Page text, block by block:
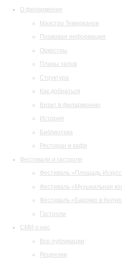
О филармонии
Маэстро Темирканов
Правовая информация
Оркестры
Планы залов
Структура
Как добраться
Визит в филармонию
История
Библиотека
Ресторан и кафе
Фестивали и гастроли
Фестиваль «Площадь
Фестиваль «Музыкальная
Фестиваль «Барокко в
Гастроли
СМИ о нас
Все публикации
Рецензии